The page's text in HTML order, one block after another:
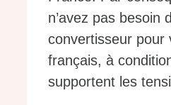
n’avez pas besoin
convertisseur pour
français, à
supportent les